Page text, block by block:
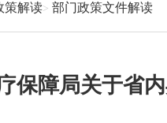
策解读 部门政策文件解读
保障局关于省